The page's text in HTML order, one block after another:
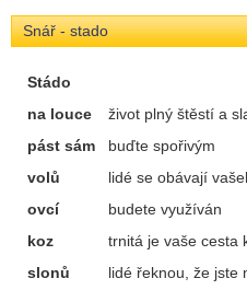
Snář - stado
Stádo
na louce
život plný štěstí a
pást sám
buďte spořivým
volů
lidé se obávají
ovcí
budete využíván
koz
trnitá je vaše cesta
slonů
lidé řeknou, že jste